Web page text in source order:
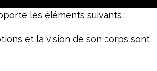
les éléments suivants :
et la vision de son corps sont